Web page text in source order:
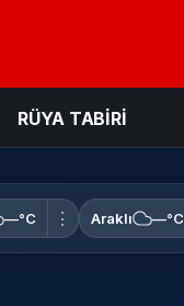
RÜYA TABİRİ
—°C ⋮ Araklı —°C